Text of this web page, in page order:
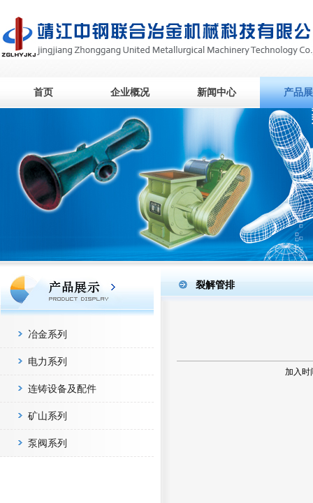
首页 企业概况 新闻中心 产品
冶金系列
电力系列
连铸设备及配件
矿山系列
泵阀系列
裂解管排
加入